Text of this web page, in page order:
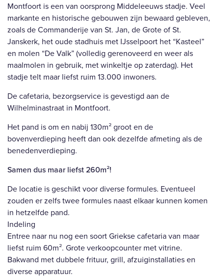
Montfoort is een van oorsprong Middeleeuws stadje. Veel
markante en historische gebouwen zijn bewaard gebleven,
zoals de Commanderije van St. Jan, de Grote of St.
Janskerk, het oude stadhuis met IJsselpoort het “Kasteel”
en molen “De Valk” (volledig gerenoveerd en weer als
maalmolen in gebruik, met winkeltje op zaterdag). Het
stadje telt maar liefst ruim 13.000 inwoners.
De cafetaria, bezorgservice is gevestigd aan de
Wilhelminastraat in Montfoort.
Het pand is om en nabij 130m² groot en de
bovenverdieping heeft dan ook dezelfde afmeting als de
benedenverdieping.
Samen dus maar liefst 260m²!
De locatie is geschikt voor diverse formules. Eventueel
zouden er zelfs twee formules naast elkaar kunnen komen
in hetzelfde pand.
Indeling
Entree naar nu nog een soort Griekse cafetaria van maar
liefst ruim 60m². Grote verkoopcounter met vitrine.
Bakwand met dubbele frituur, grill, afzuiginstallaties en
diverse apparatuur.